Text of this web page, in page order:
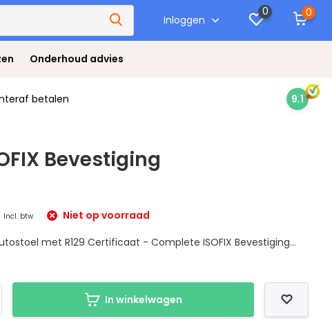
Inloggen
0 0
Onderhoud advies
betalen 9.1
Bevestiging
Incl. btw
Niet op voorraad
met R129 Certificaat - Complete ISOFIX Bevestiging...
In winkelwagen